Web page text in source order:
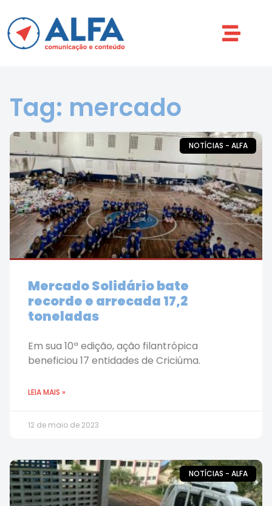
Tag: mercado
NOTÍCIAS - ALFA
Mercado Solidário bate
recorde e arrecada 17,2
toneladas
Em sua 10ª edição, ação filantrópica
beneficiou 17 entidades de Criciúma.
LEIA MAIS »
12 de maio de 2023
NOTÍCIAS - ALFA